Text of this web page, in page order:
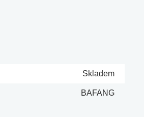
Skladem
BAFANG